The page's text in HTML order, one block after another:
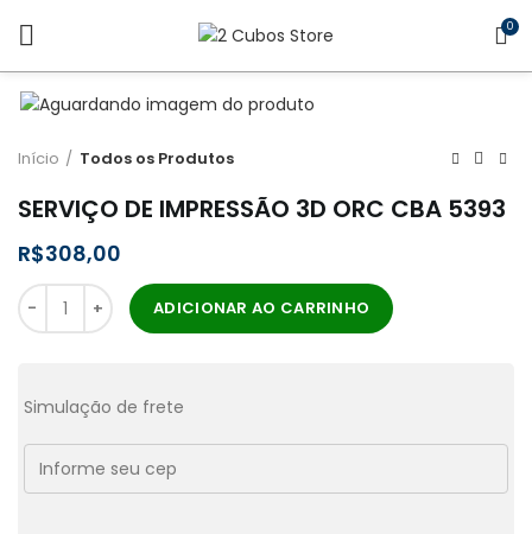
0
Início Todos os Produtos
SERVIÇO DE IMPRESSÃO 3D ORC CBA 5393
R$
ADICIONAR AO CARRINHO
Simulação de frete